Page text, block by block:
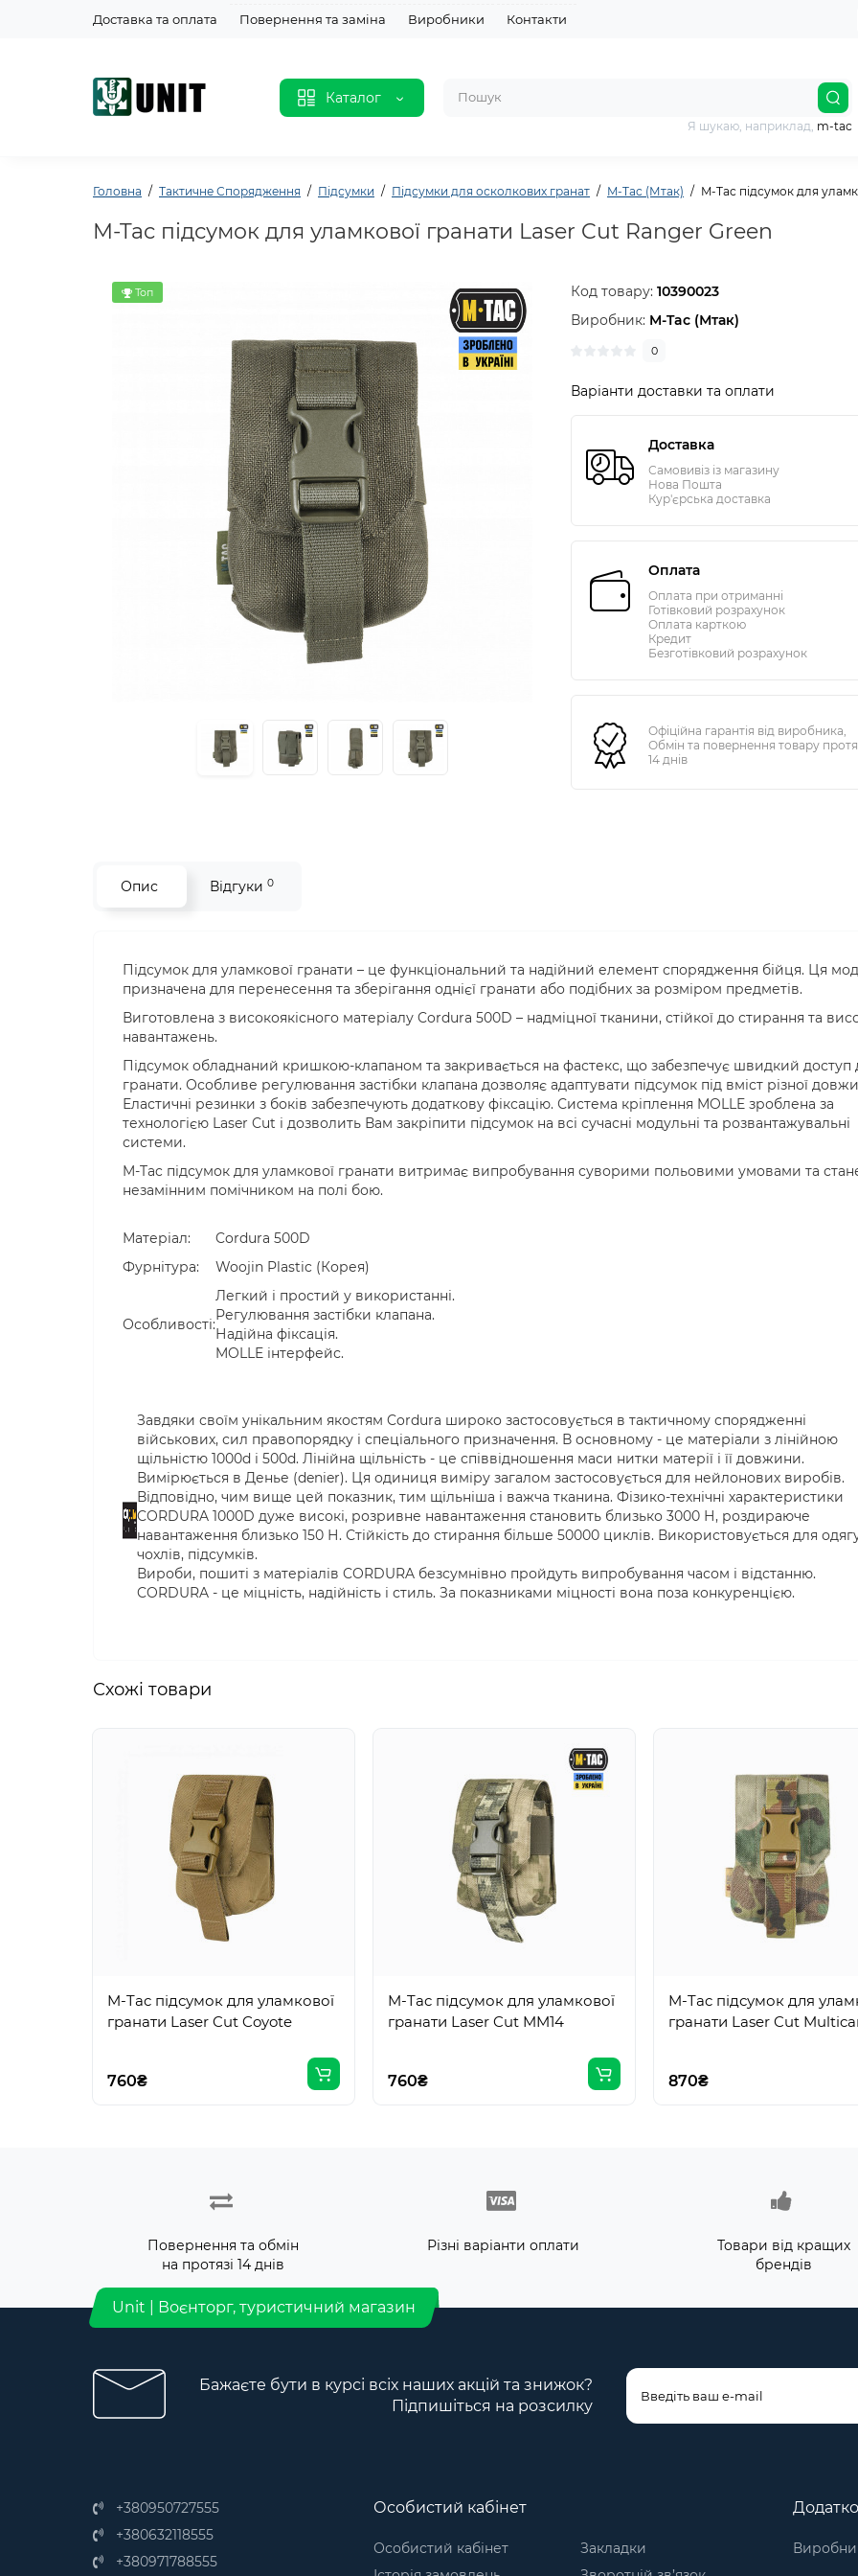
Доставка та оплата Повернення та заміна Виробники Контакти
Каталог
Я шукаю, наприклад, m-tac
Головна Тактичне Спорядження Підсумки Підсумки для осколкових гранат M-Tac (Мтак) M-Tac підсумок для
M-Tac підсумок для уламкової гранати Laser Cut Ranger Green
Топ Код товару:10390023
Виробник: M-Tac (Мтак)
0
Варіанти доставки та оплати
Доставка
Самовивіз із магазину
Нова Пошта
Кур'єрська доставка
Оплата
Оплата при отриманні
Готівковий розрахунок
Оплата карткою
Кредит
Безготівковий розрахунок
Офіційна гарантія від виробника,
Обмін та повернення товару
14 днів
Опис Відгуки 0
Підсумок для уламкової гранати – це функціональний та надійний елемент спорядження бійця. Ця
призначена для перенесення та зберігання однієї гранати або подібних за розміром предметів.
Виготовлена ​​з високоякісного матеріалу Cordura 500D – надміцної тканини, стійкої до стирання та
навантажень.
Підсумок обладнаний кришкою-клапаном та закривається на фастекс, що забезпечує швидкий доступ
гранати. Особливе регулювання застібки клапана дозволяє адаптувати підсумок під вміст різної
Еластичні резинки з боків забезпечують додаткову фіксацію. Система кріплення MOLLE зроблена за
технологією Laser Cut і дозволить Вам закріпити підсумок на всі сучасні модульні та розвантажувальні
системи.
M-Tac підсумок для уламкової гранати витримає випробування суворими польовими умовами та
незамінним помічником на полі бою.
Матеріал:
Cordura 500D
Фурнітура:
Woojin Plastic (Корея)
Особливості:
Легкий і простий у використанні.
Регулювання застібки клапана.
Надійна фіксація.
MOLLE інтерфейс.
Завдяки своїм унікальним якостям Cordura широко застосовується в тактичному спорядженні
військових, сил правопорядку і спеціального призначення. В основному - це матеріали з лінійною
щільністю 1000d і 500d. Лінійна щільність - це співвідношення маси нитки матерії і її довжини.
Вимірюється в Денье (denier). Ця одиниця виміру загалом застосовується для нейлонових виробів.
Відповідно, чим вище цей показник, тим щільніша і важча тканина. Фізико-технічні характеристики
CORDURA 1000D дуже високі, розривне навантаження становить близько 3000 Н, роздираюче
навантаження близько 150 Н. Стійкість до стирання більше 50000 циклів. Використовується для
чохлів, підсумків.
Вироби, пошиті з матеріалів CORDURA безсумнівно пройдуть випробування часом і відстанню.
CORDURA - це міцність, надійність і стиль. За показниками міцності вона поза конкуренцією.
Схожi товари
M-Tac підсумок для уламкової
гранати Laser Cut Coyote
760₴
M-Tac підсумок для уламкової
гранати Laser Cut MM14
760₴
M-Tac підсумок для
гранати Laser Cut
870₴
Повернення та обмін
на протязі 14 днів
Різні варіанти оплати
Товари від кращих
брендів
Unit | Воєнторг, туристичний магазин
Бажаєте бути в курсі всіх наших акцій та знижок?
Підпишіться на розсилку
+380950727555
+380632118555
+380971788555
Особистий кабінет
Особистий кабінет
Закладки